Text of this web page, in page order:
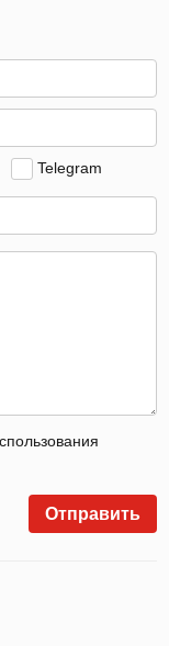
Telegram
Отправить